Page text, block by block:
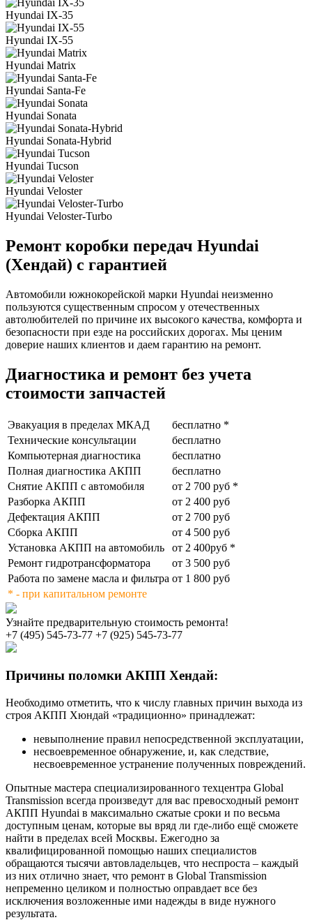
Hyundai IX-35
Hyundai IX-55
Hyundai Matrix
Hyundai Santa-Fe
Hyundai Sonata
Hyundai Sonata-Hybrid
Hyundai Tucson
Hyundai Veloster
Hyundai Veloster-Turbo
Ремонт коробки передач Hyundai
(Хендай) с гарантией
Автомобили южнокорейской марки Hyundai неизменно
пользуются существенным спросом у отечественных
автолюбителей по причине их высокого качества, комфорта и
безопасности при езде на российских дорогах. Мы ценим
доверие наших клиентов и даем гарантию на ремонт.
Диагностика и ремонт без учета
стоимости запчастей
Эвакуация в пределах МКАД
бесплатно *
Технические консультации
бесплатно
Компьютерная диагностика
бесплатно
Полная диагностика АКПП
бесплатно
Снятие АКПП с автомобиля
от 2 700 руб *
Разборка АКПП
от 2 400 руб
Дефектация АКПП
от 2 700 руб
Сборка АКПП
от 4 500 руб
Установка АКПП на автомобиль
от 2 400руб *
Ремонт гидротрансформатора
от 3 500 руб
Работа по замене масла и фильтра от 1 800 руб
* - при капитальном ремонте
Узнайте предварительную стоимость ремонта!
+7 (495) 545-73-77 +7 (925) 545-73-77
Причины поломки АКПП Хендай:
Необходимо отметить, что к числу главных причин выхода из
строя АКПП Хюндай «традиционно» принадлежат:
невыполнение правил непосредственной эксплуатации,
несвоевременное обнаружение, и, как следствие,
несвоевременное устранение полученных повреждений.
Опытные мастера специализированного техцентра Global
Transmission всегда произведут для вас превосходный ремонт
АКПП Hyundai в максимально сжатые сроки и по весьма
доступным ценам, которые вы вряд ли где-либо ещё сможете
найти в пределах всей Москвы. Ежегодно за
квалифицированной помощью наших специалистов
обращаются тысячи автовладельцев, что неспроста – каждый
из них отлично знает, что ремонт в Global Transmission
непременно целиком и полностью оправдает все без
исключения возложенные ими надежды в виде нужного
результата.